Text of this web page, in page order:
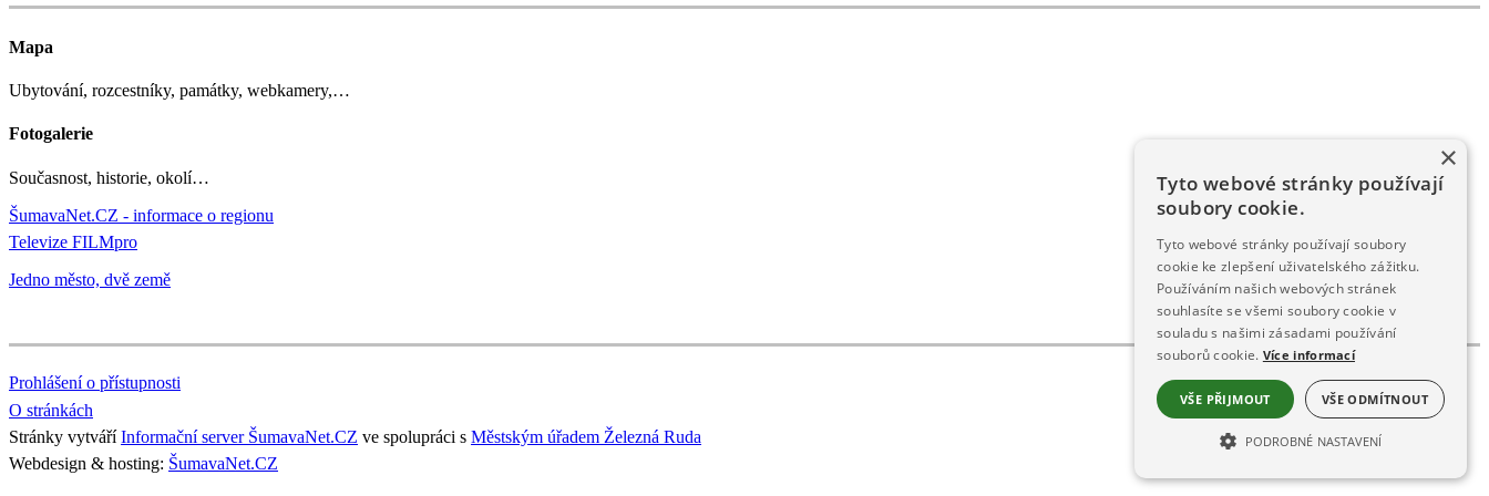
Mapa
Ubytování, rozcestníky, památky, webkamery,…
Fotogalerie
Současnost, historie, okolí…
ŠumavaNet.CZ - informace o regionu
Televize FILMpro
Jedno město, dvě země
Prohlášení o přístupnosti
O stránkách
Stránky vytváříInformační server ŠumavaNet.CZ ve spolupráci s Městským úřadem Železná Ruda
Webdesign & hosting: ŠumavaNet.CZ
×
Tyto webové stránky používají
soubory cookie.
Tyto webové stránky používají soubory
cookie ke zlepšení uživatelského zážitku.
Používáním našich webových stránek
souhlasíte se všemi soubory cookie v
souladu s našimi zásadami používání
souborů cookie. Více informací
VŠE PŘIJMOUT VŠE ODMÍTNOUT
PODROBNÉ NASTAVENÍ
NEZBYTNĚ NUTNÉ SOUBORY